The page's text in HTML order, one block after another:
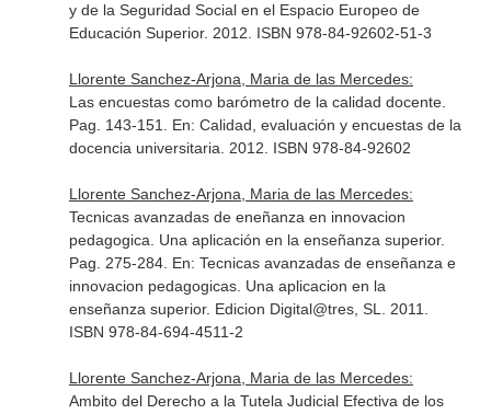
y de la Seguridad Social en el Espacio Europeo de
Educación Superior. 2012. ISBN 978-84-92602-51-3
Llorente Sanchez-Arjona, Maria de las Mercedes:
Las encuestas como barómetro de la calidad docente.
Pag. 143-151. En: Calidad, evaluación y encuestas de la
docencia universitaria . 2012. ISBN 978-84-92602
Llorente Sanchez-Arjona, Maria de las Mercedes:
Tecnicas avanzadas de eneñanza en innovacion
pedagogica. Una aplicación en la enseñanza superior.
Pag. 275-284. En: Tecnicas avanzadas de enseñanza e
innovacion pedagogicas. Una aplicacion en la
enseñanza superior. Edicion Digital@tres, SL. 2011.
ISBN 978-84-694-4511-2
Llorente Sanchez-Arjona, Maria de las Mercedes:
Ambito del Derecho a la Tutela Judicial Efectiva de los